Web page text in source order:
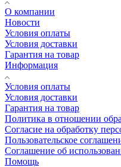
О компании
Новости
Условия оплаты
Условия доставки
Гарантия на товар
Информация
Условия оплаты
Условия доставки
Гарантия на товар
Политика в отношении
Cогласие на обработку
Пользовательское
Cоглашение об
Помощь